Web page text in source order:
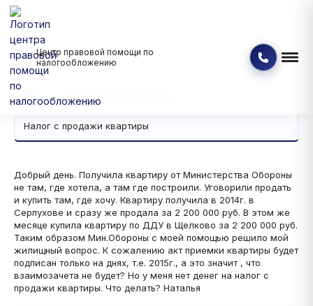
Центр правовой помощи по
налогообложению
Банкротство физических и юридических лиц
Вопрос - ответ
Налог с продажи квартиры
Налог с продажи квартиры
Налог с продажи квартиры
Добрый день. Получила квартиру от Министерства Обороны
не там, где хотела, а там где построили. Уговорили продать
и купить там, где хочу. Квартиру получила в 2014г. в
Серпухове и сразу же продала за 2 200 000 руб. В этом же
месяце купила квартиру по ДДУ в Щелково за 2 200 000 руб.
Таким образом Мин.Обороны с моей помощью решило мой
жилищный вопрос. К сожалению акт приемки квартиры будет
подписан только на днях, т.е. 2015г., а это значит , что
взаимозачета не будет? Но у меня нет денег на налог с
продажи квартиры. Что делать? Наталья